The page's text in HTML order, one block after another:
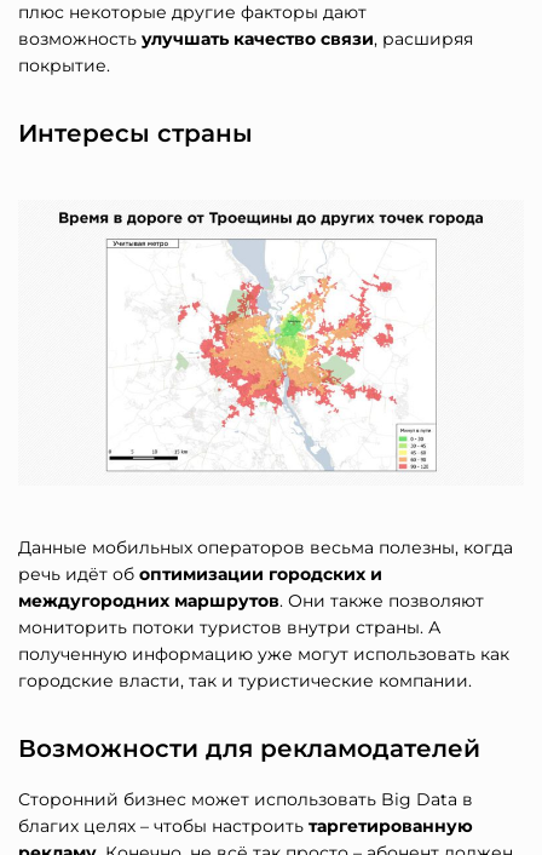
плюс некоторые другие факторы дают
возможность улучшать качество связи, расширяя
покрытие.
Интересы страны
Данные мобильных операторов весьма полезны, когда
речь идёт об оптимизации городских и
междугородних маршрутов. Они также позволяют
мониторить потоки туристов внутри страны. А
полученную информацию уже могут использовать как
городские власти, так и туристические компании.
Возможности для рекламодателей
Сторонний бизнес может использовать Big Data в
благих целях – чтобы настроить таргетированную